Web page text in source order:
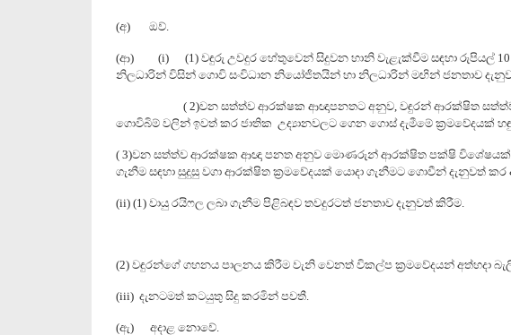
(අ) ඔව්.
(ආ) (i) (1) වඳුරු උවදුර හේතුවෙන් සිදුවන හානි වැළැක්වීම සඳහා රුපියල්
නිලධාරින් විසින් ගොවි සංවිධාන නියෝජිතයින් හා නිලධාරින් මඟින් ජනතාව
( 2)වන සත්ත්ව ආරක්ෂක ආඥාපනතට අනුව , වඳුරන් ආරක්ෂිත
ගොවිබිම් වලින් ඉවත් කර ජාතික උද්‍යානවලට ගෙන ගොස් දැමීමේ ක්‍රමවේදයක්
( 3)වන සත්ත්ව ආරක්ෂක ආඥා පනත අනුව මොණරුන් ආරක්ෂිත පක්ෂි විශේෂයක්
ගැනීම සඳහා සුදුසු වගා ආරක්ෂිත ක්‍රමවේදයක් යොදා ගැනීමට ගොවීන් දැනුවත් කර
(ii) (1) වායු රයිෆල ලබා ගැනීම පිළිබඳව තවදුරටත් ජනතාව දැනුවත් කිරීම.
(2) වඳුරන්ගේ ගහනය පාලනය කිරීම වැනි වෙනත් විකල්ප ක්‍රමවේදයන් අත්හදා
(iii) දැනටමත් කටයුතු සිදු කරමින් පවතී.
(ඇ) අදාළ නොවේ.